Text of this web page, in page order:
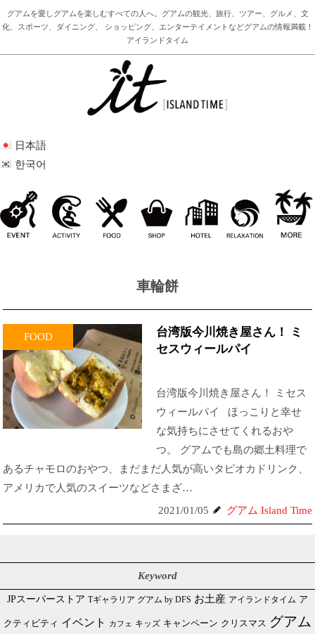
グアムを愛しグアムを楽しむすべての人へ。グアムの観光、旅行、ツアー、グルメ、文
化、スポーツ、ダイニング、 ショッピング、エンターテイメントなどグアムの情報満載！
アイランドタイム
日本語
한국어
車輪餅
FOOD
台湾版今川焼き屋さん！ ミ
セスウィールパイ
台湾版今川焼き屋さん！ ミセス
ウィールパイ ほっこりと幸せ
な気持ちにさせてくれるおや
つ。 グアムでも島の郷土料理で
あるチャモロのおやつ、まだまだ人気が高いタピオカドリンク、
アメリカで人気のスイーツなどさまざ…
2021/01/05
グアム Island Time
Keyword
JPスーパーストア Tギャラリア グアム by DFS お土産 アイランドタイム ア
クティビティ イベント カフェ キッズ キャンペーン クリスマス グアム